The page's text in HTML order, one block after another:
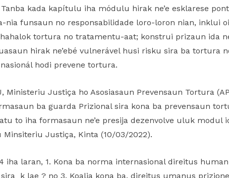
kada kapítulu iha módulu hirak ne’e esklarese
nia funsaun no responsabilidade loro-loron nian, inklui
tortura no tratamentu-aat; konstrui prizaun ida
hirak ne’ebé vulnerável husi risku sira ba tortura
hodi prevene tortura.
Ministeriu Justiça ho Asosiasaun Prevensaun Tortura
ba guarda Prizional sira kona ba prevensaun
to iha formasaun ne’e presija dezenvolve uluk modul
Justiça, Kinta (10/03/2022).
iha laran, 1. Kona ba norma internasional direitus
k lae ? no 3. Koalia kona ba, direitus umanus